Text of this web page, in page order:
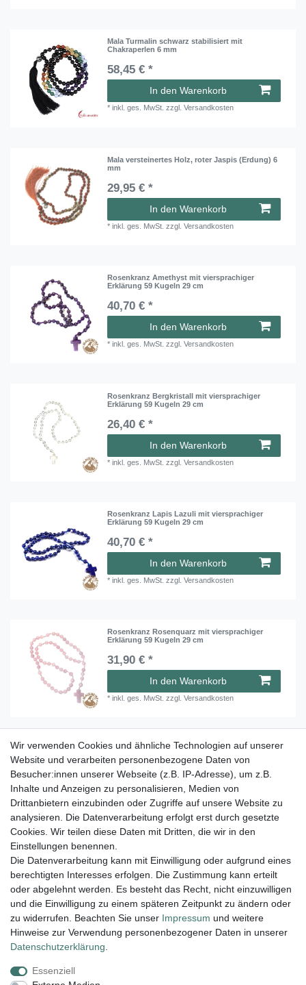
Mala Turmalin schwarz stabilisiert mit
Chakraperlen 6 mm
58,45 € *
In den Warenkorb
*inkl. ges. MwSt. zzgl.Versandkosten
Mala versteinertes Holz, roter Jaspis (Erdung) 6
mm
29,95 € *
In den Warenkorb
*inkl. ges. MwSt. zzgl.Versandkosten
Rosenkranz Amethyst mit viersprachiger
Erklärung 59 Kugeln 29 cm
40,70 € *
In den Warenkorb
*inkl. ges. MwSt. zzgl.Versandkosten
Rosenkranz Bergkristall mit viersprachiger
Erklärung 59 Kugeln 29 cm
26,40 € *
In den Warenkorb
*inkl. ges. MwSt. zzgl.Versandkosten
Rosenkranz Lapis Lazuli mit viersprachiger
Erklärung 59 Kugeln 29 cm
40,70 € *
In den Warenkorb
*inkl. ges. MwSt. zzgl.Versandkosten
Rosenkranz Rosenquarz mit viersprachiger
Erklärung 59 Kugeln 29 cm
31,90 € *
In den Warenkorb
*inkl. ges. MwSt. zzgl.Versandkosten
Rosenkranz Tigerauge mit viersprachiger
Erklärung 59 Kugeln 29 cm
28,60 € *
In den Warenkorb
*inkl. ges. MwSt. zzgl.Versandkosten
Lieferung und Versand
Impressum Daten­schutz­erklärung AGB
Widerrufs­recht
Wir verwenden Cookies und ähnliche Technologien auf unserer
Website und verarbeiten personenbezogene Daten von
Besucher:innen unserer Webseite (z.B. IP-Adresse), um z.B.
Inhalte und Anzeigen zu personalisieren, Medien von
Drittanbietern einzubinden oder Zugriffe auf unsere Website zu
analysieren. Die Datenverarbeitung erfolgt erst durch gesetzte
Cookies. Wir teilen diese Daten mit Dritten, die wir in den
Einstellungen benennen.
Die Datenverarbeitung kann mit Einwilligung oder aufgrund eines
berechtigten Interesses erfolgen. Die Zustimmung kann erteilt
oder abgelehnt werden. Es besteht das Recht, nicht einzuwilligen
und die Einwilligung zu einem späteren Zeitpunkt zu ändern oder
zu widerrufen. Beachten Sie unser Impressum und weitere
Hinweise zur Verwendung personenbezogener Daten in unserer
Daten­schutz­erklärung
Essenziell